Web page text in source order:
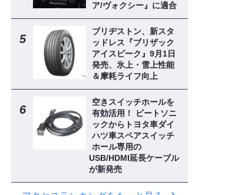
ア/ヴォクシー』に適合
ブリヂストン、新スタ
ッドレス『ブリザック
アイスピーク』9月1日
発売、氷上・雪上性能
＆摩耗ライフ向上
空きスイッチホールを
有効活用！ ビートソニ
ックからトヨタ車ダイ
ハツ車スペアスイッチ
ホール専用の
USB/HDMI延長ケーブル
が新発売